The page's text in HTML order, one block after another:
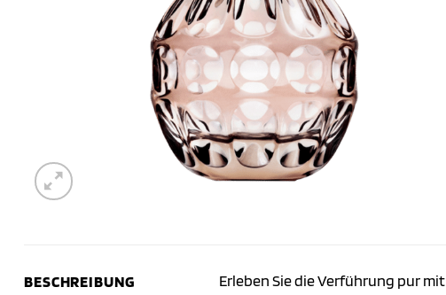
BESCHREIBUNG Erleben Sie die Verführung pur mit